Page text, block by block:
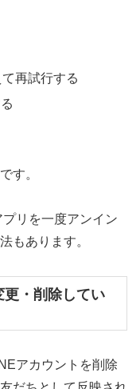
再試行する
す。
リを一度アンイン
もあります。
更・削除してい
アカウントを削除